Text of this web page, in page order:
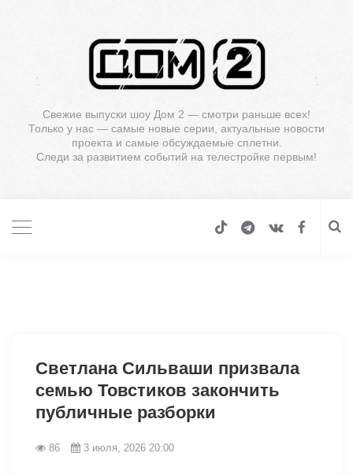
Свежие выпуски шоу Дом 2 — смотри раньше всех!
Только у нас — самые новые серии, актуальные новости
проекта и самые обсуждаемые сплетни.
Следи за развитием событий на телестройке первым!
Светлана Сильваши призвала
семью Товстиков закончить
публичные разборки
86 3 июля, 2026 20:00